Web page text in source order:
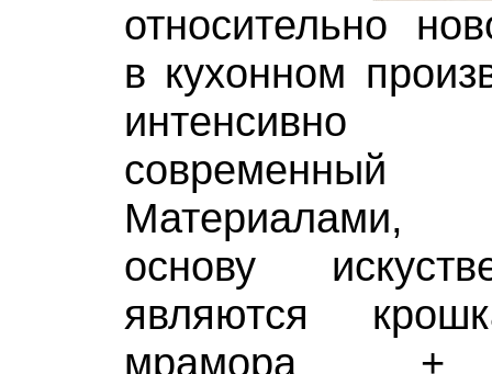
относительно
в кухонном
интенсивно
Материалами,
основу
являются
мрамора +